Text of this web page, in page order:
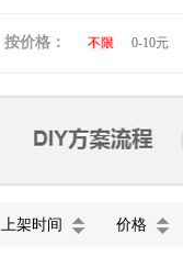
小黄人 图拉斯
五芳斋 小罐茶
按价格： 不限 0-10元
上架时间 价格